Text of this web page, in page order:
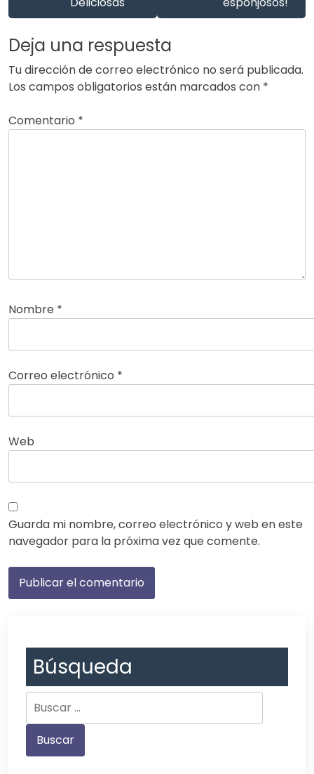
Deja una respuesta
Tu dirección de correo electrónico no será publicada.
Los campos obligatorios están marcados con *
Comentario *
Nombre *
Correo electrónico *
Web
Guarda mi nombre, correo electrónico y web en este
navegador para la próxima vez que comente.
Búsqueda